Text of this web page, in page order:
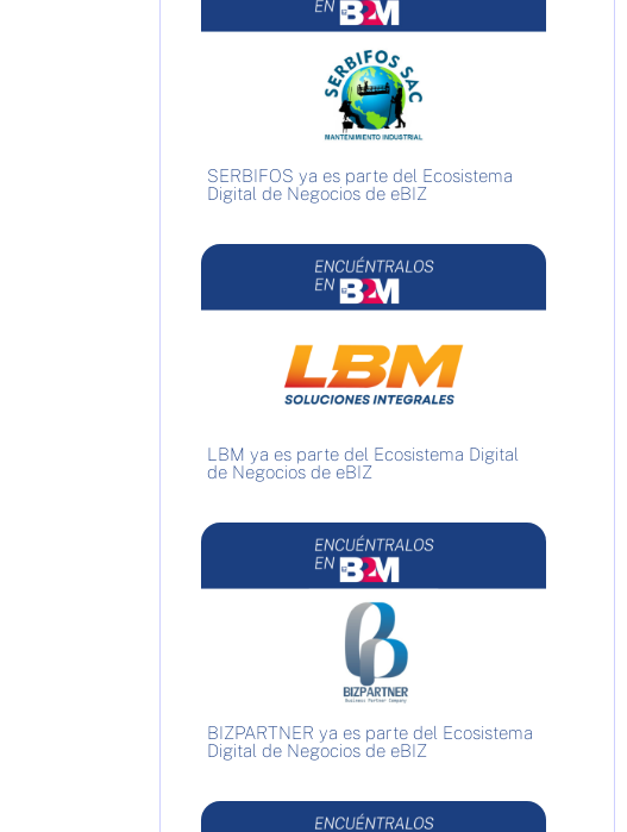
SERBIFOS ya es parte del Ecosistema
Digital de Negocios de eBIZ
LBM ya es parte del Ecosistema Digital
de Negocios de eBIZ
BIZPARTNER ya es parte del Ecosistema
Digital de Negocios de eBIZ